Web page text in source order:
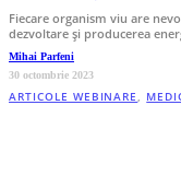
Fiecare organism viu are
dezvoltare și producerea
Mihai Parfeni
30 octombrie 2023
ARTICOLE WEBINARE,